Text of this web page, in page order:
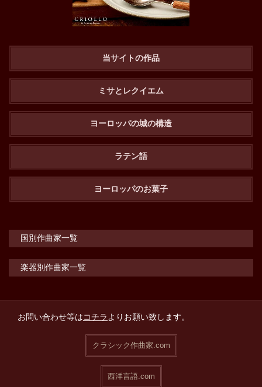
当サイトの作品
ミサとレクイエム
ヨーロッパの城の構造
ラテン語
ヨーロッパのお菓子
国別作曲家一覧
楽器別作曲家一覧
お問い合わせ等はコチラよりお願い致します。
クラシック作曲家.com
西洋言語.com